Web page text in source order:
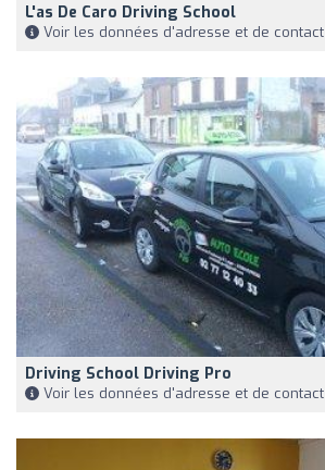
L'as De Caro Driving School
Voir les données d'adresse et de contact
Driving School Driving Pro
Voir les données d'adresse et de contact